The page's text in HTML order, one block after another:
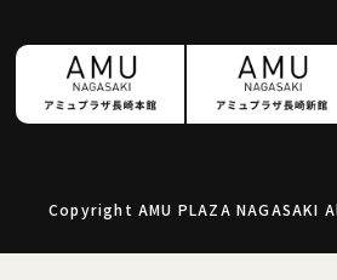
Copyright AMU PLAZA NAGASAKI